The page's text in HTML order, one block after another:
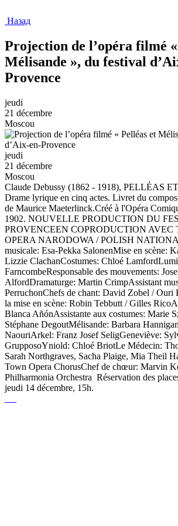
Назад
Projection de l’opéra filmé
Mélisande », du festival
Provence
jeudi
21 décembre
Moscou
jeudi
21 décembre
Moscou
Claude Debussy (1862 - 1918), PELLÉAS
Drame lyrique en cinq actes. Livret du
de Maurice Maeterlinck.Créé à l'Opéra
1902. NOUVELLE PRODUCTION DU
PROVENCEEN COPRODUCTION AVEC
OPERA NARODOWA / POLISH
musicale: Esa-Pekka SalonenMise en scène:
Lizzie ClachanCostumes: Chloé
FarncombeResponsable des mouvements:
AlfordDramaturge: Martin CrimpAssistant
PerruchonChefs de chant: David Zobel / Ouri
la mise en scène: Robin Tebbutt / Gilles
Blanca AñónAssistante aux costumes: Marie
Stéphane DegoutMélisande: Barbara
NaouriArkel: Franz Josef SeligGeneviève:
GrupposoYniold: Chloé BriotLe Médecin:
Sarah Northgraves, Sacha Plaige, Mia Theil
Town Opera ChorusChef de chœur: Marvin
Philharmonia Orchestra Réservation des
jeudi 14 décembre, 15h.